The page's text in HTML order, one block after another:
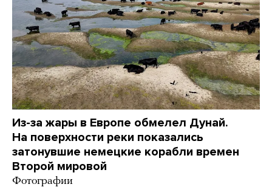
Из-за жары в Европе обмелел Дунай.
На поверхности реки показались
затонувшие немецкие корабли времен
Второй мировой
Фотографии